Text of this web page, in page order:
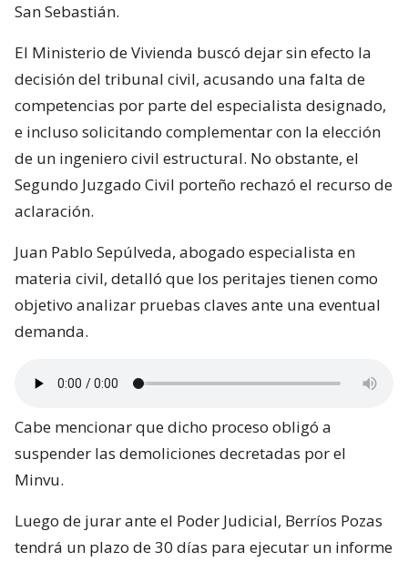
San Sebastián.
El Ministerio de Vivienda buscó dejar sin efecto la
decisión del tribunal civil, acusando una falta de
competencias por parte del especialista designado,
e incluso solicitando complementar con la elección
de un ingeniero civil estructural. No obstante, el
Segundo Juzgado Civil porteño rechazó el recurso de
aclaración.
Juan Pablo Sepúlveda, abogado especialista en
materia civil, detalló que los peritajes tienen como
objetivo analizar pruebas claves ante una eventual
demanda.
Cabe mencionar que dicho proceso obligó a
suspender las demoliciones decretadas por el
Minvu.
Luego de jurar ante el Poder Judicial, Berríos Pozas
tendrá un plazo de 30 días para ejecutar un informe